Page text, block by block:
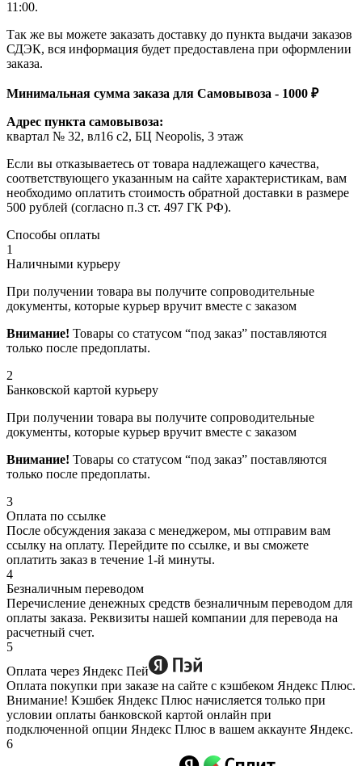
11:00.
Так же вы можете заказать доставку до пункта выдачи заказов
СДЭК, вся информация будет предоставлена при оформлении
заказа.
Минимальная сумма заказа для Самовывоза - 1000 ₽
Адрес пункта самовывоза:
квартал № 32, вл16 с2, БЦ Neopolis, 3 этаж
Если вы отказываетесь от товара надлежащего качества,
соответствующего указанным на сайте характеристикам, вам
необходимо оплатить стоимость обратной доставки в размере
500 рублей (согласно п.3 ст. 497 ГК РФ).
Способы оплаты
1
Наличными курьеру
При получении товара вы получите сопроводительные
документы, которые курьер вручит вместе с заказом
Внимание! Товары со статусом “под заказ” поставляются
только после предоплаты.
2
Банковской картой курьеру
При получении товара вы получите сопроводительные
документы, которые курьер вручит вместе с заказом
Внимание! Товары со статусом “под заказ” поставляются
только после предоплаты.
3
Оплата по ссылке
После обсуждения заказа с менеджером, мы отправим вам
ссылку на оплату. Перейдите по ссылке, и вы сможете
оплатить заказ в течение 1-й минуты.
4
Безналичным переводом
Перечисление денежных средств безналичным переводом для
оплаты заказа. Реквизиты нашей компании для перевода на
расчетный счет.
5
Оплата через Яндекс Пей
Оплата покупки при заказе на сайте с кэшбеком Яндекс Плюс.
Внимание! Кэшбек Яндекс Плюс начисляется только при
условии оплаты банковской картой онлайн при
подключенной опции Яндекс Плюс в вашем аккаунте Яндекс.
6